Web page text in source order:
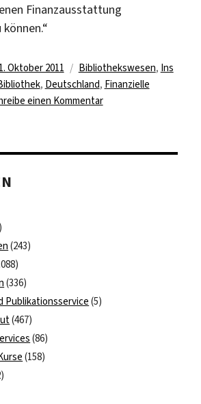
Finanzausstattung
Oktober 2011 Kategorien
Bibliothekswesen, Ins
, Deutschland, Finanzielle
einen Kommentarzu
Lage
(243)
(336)
Publikationsservice (5)
(467)
(86)
(158)